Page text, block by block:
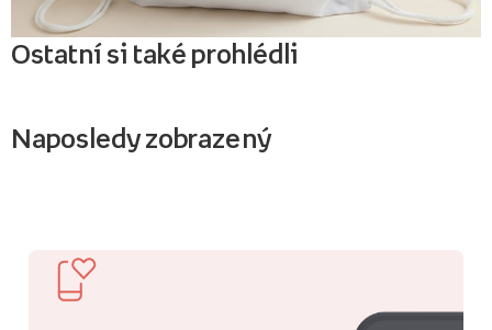
Ostatní si také prohlédli
Naposledy zobrazený